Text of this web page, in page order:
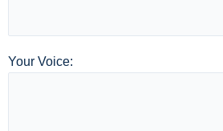
Your Voice: